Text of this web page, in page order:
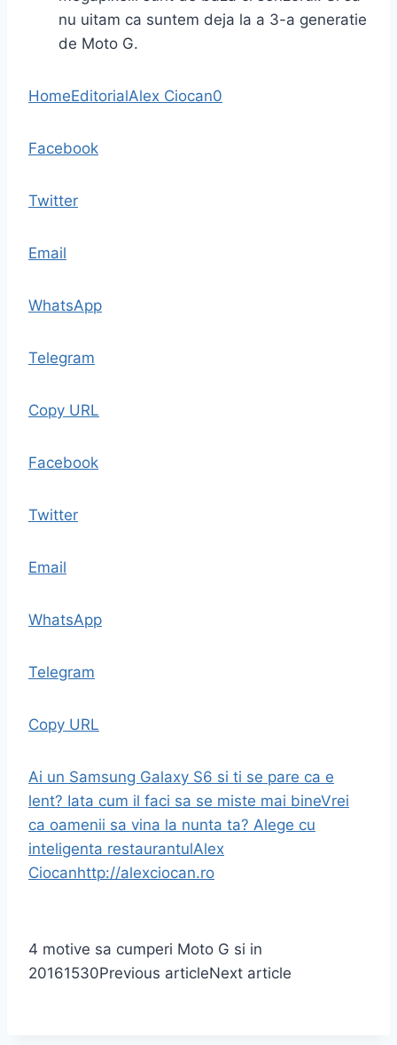
nu uitam ca suntem deja la a 3-a generatie
de Moto G.
HomeEditorialAlex Ciocan0
Facebook
Twitter
Email
WhatsApp
Telegram
Copy URL
Facebook
Twitter
Email
WhatsApp
Telegram
Copy URL
Ai un Samsung Galaxy S6 si ti se pare ca e
lent? Iata cum il faci sa se miste mai bineVrei
ca oamenii sa vina la nunta ta? Alege cu
inteligenta restaurantulAlex
Ciocanhttp://alexciocan.ro
4 motive sa cumperi Moto G si in
20161530Previous articleNext article